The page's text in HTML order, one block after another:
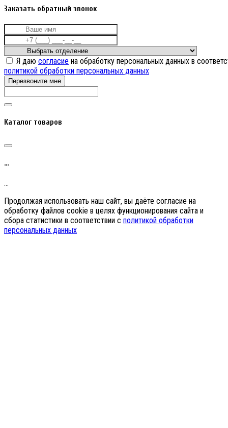
Заказать обратный звонок
Я даю согласие на обработку персональных данных в
политикой обработки персональных данных
Перезвоните мне
Каталог товаров
…
…
Продолжая использовать наш сайт, вы даёте согласие на
обработку файлов cookie в целях функционирования сайта и
сбора статистики в соответствии с политикой обработки
персональных данных